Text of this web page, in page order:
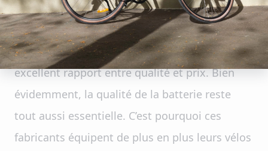
n’est laissé au hasard dans le vélo électrique
pour une utilisation optimale. Quel que soit
votre choix, vous bénéficiez ainsi d’un
excellent rapport entre qualité et prix. Bien
évidemment, la qualité de la batterie reste
tout aussi essentielle. C’est pourquoi ces
fabricants équipent de plus en plus leurs vélos